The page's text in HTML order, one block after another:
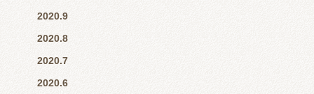
2020.9
2020.8
2020.7
2020.6